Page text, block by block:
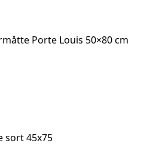
Porte Louis 50×80 cm
sort 45x75